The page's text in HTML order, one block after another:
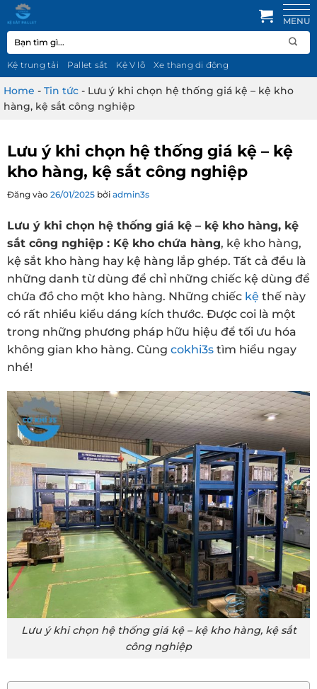
qua
nội
dung
Tìm
kiếm:
Kệ trung tải Pallet sắt Kệ V lỗ Xe thang di động
Home - Tin tức - Lưu ý khi chọn hệ thống giá kệ – kệ kho
hàng, kệ sắt công nghiệp
Lưu ý khi chọn hệ thống giá kệ – kệ
kho hàng, kệ sắt công nghiệp
Đăng vào 26/01/2025 bởi admin3s
Lưu ý khi chọn hệ thống giá kệ – kệ kho hàng, kệ
sắt công nghiệp : Kệ kho chứa hàng, kệ kho hàng,
kệ sắt kho hàng hay kệ hàng lắp ghép. Tất cả đều là
những danh từ dùng để chỉ những chiếc kệ dùng để
chứa đồ cho một kho hàng. Những chiếc kệ thế này
có rất nhiều kiểu dáng kích thước. Được coi là một
trong những phương pháp hữu hiệu để tối ưu hóa
không gian kho hàng. Cùng cokhi3s tìm hiểu ngay
nhé!
Lưu ý khi chọn hệ thống giá kệ – kệ kho hàng, kệ sắt
công nghiệp